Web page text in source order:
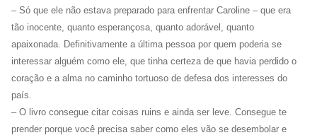
– Só que ele não estava preparado para enfrentar Caroline – que era
tão inocente, quanto esperançosa, quanto adorável, quanto
apaixonada. Definitivamente a última pessoa por quem poderia se
interessar alguém como ele, que tinha certeza de que havia perdido o
coração e a alma no caminho tortuoso de defesa dos interesses do
país.
– O livro consegue citar coisas ruins e ainda ser leve. Consegue te
prender porque você precisa saber como eles vão se desembolar e